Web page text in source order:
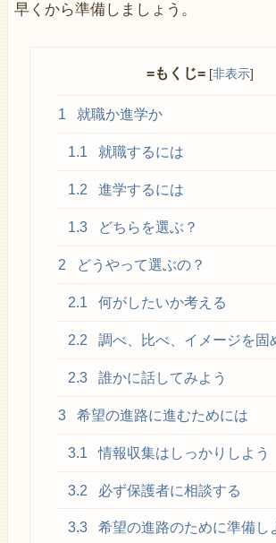
早くから準備しましょう。
=もくじ= [非表示]
1 就職か進学か
1.1 就職するには
1.2 進学するには
1.3 どちらを選ぶ？
2 どうやって選ぶの？
2.1 何がしたいか考える
2.2 調べ、比べ、イメージを固
2.3 誰かに話してみよう
3 希望の進路に進むためには
3.1 情報収集はしっかりしよう
3.2 必ず保護者に相談する
3.3 希望の進路のために準備し